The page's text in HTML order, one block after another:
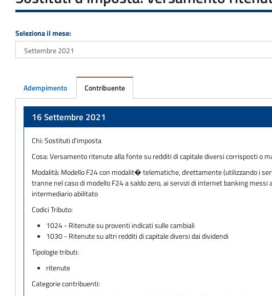
Seleziona il mese:
Adempimento Contribuente
16 Settembre 2021
Chi:Sostituti d'imposta
Cosa:Versamento ritenute alla fonte su redditi di capitale diversi corrisposti o
Modalità: Modello F24 con modalit� telematiche, direttamente (utilizzando i
tranne nel caso di modello F24 a saldo zero, ai servizi di internet banking
intermediario abilitato
Codici Tributo:
1024 - Ritenute su proventi indicati sulle cambiali
1030 - Ritenute su altri redditi di capitale diversi dai dividendi
Tipologie tributi:
ritenute
Categorie contribuenti: